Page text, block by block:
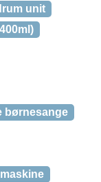
unit
børnesange